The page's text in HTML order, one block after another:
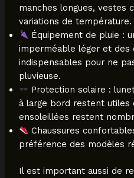
manches longues, vestes
variations de température.
Équipement de pluie :
imperméable léger et des
indispensables pour ne
pluvieuse.
Protection solaire :
à large bord restent utiles
ensoleillées restent
Chaussures
préférence des modèles
Il est important aussi de